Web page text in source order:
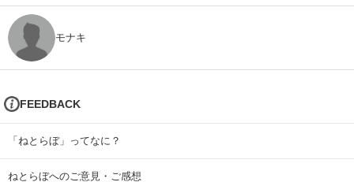
モナキ
FEEDBACK
「ねとらぼ」ってなに？
ねとらぼへのご意見・ご感想